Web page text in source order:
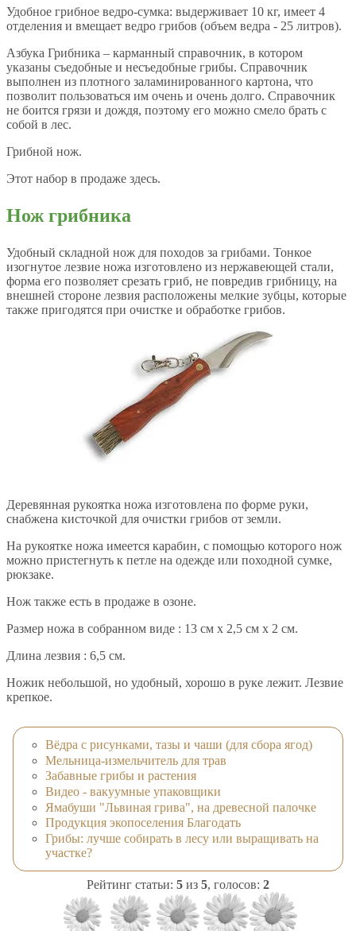
Удобное грибное ведро-сумка: выдерживает 10 кг, имеет 4
отделения и вмещает ведро грибов (объем ведра - 25 литров).
Азбука Грибника – карманный справочник, в котором
указаны съедобные и несъедобные грибы. Справочник
выполнен из плотного заламинированного картона, что
позволит пользоваться им очень и очень долго. Справочник
не боится грязи и дождя, поэтому его можно смело брать с
собой в лес.
Грибной нож.
Этот набор в продаже здесь.
Нож грибника
Удобный складной нож для походов за грибами. Тонкое
изогнутое лезвие ножа изготовлено из нержавеющей стали,
форма его позволяет срезать гриб, не повредив грибницу, на
внешней стороне лезвия расположены мелкие зубцы, которые
также пригодятся при очистке и обработке грибов.
Деревянная рукоятка ножа изготовлена по форме руки,
снабжена кисточкой для очистки грибов от земли.
На рукоятке ножа имеется карабин, с помощью которого нож
можно пристегнуть к петле на одежде или походной сумке,
рюкзаке.
Нож также есть в продаже в озоне.
Размер ножа в собранном виде : 13 см х 2,5 см х 2 см.
Длина лезвия : 6,5 см.
Ножик небольшой, но удобный, хорошо в руке лежит. Лезвие
крепкое.
Вёдра с рисунками, тазы и чаши (для сбора ягод)
Мельница-измельчитель для трав
Забавные грибы и растения
Видео - вакуумные упаковщики
Ямабуши "Львиная грива", на древесной палочке
Продукция экопоселения Благодать
Грибы: лучше собирать в лесу или выращивать на
участке?
Рейтинг статьи: 5 из 5, голосов: 2